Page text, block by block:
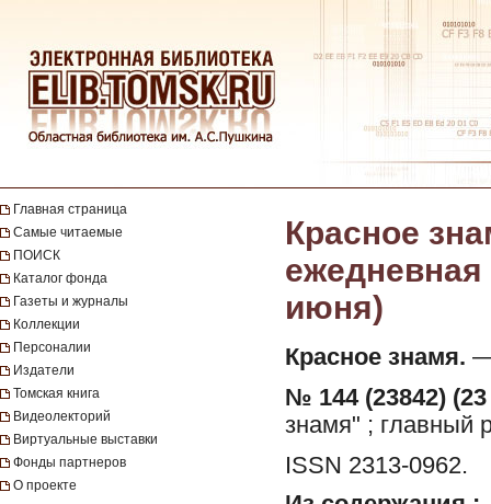
Главная страница
Самые читаемые
ПОИСК
Каталог фонда
Газеты и журналы
Коллекции
Персоналии
Издатели
Томская книга
Видеолекторий
Виртуальные выставки
Фонды партнеров
О проекте
Красное
ежедневная
июня)
Красное знамя. —
№ 144 (23842)
знамя" ; главный
ISSN 2313-0962.